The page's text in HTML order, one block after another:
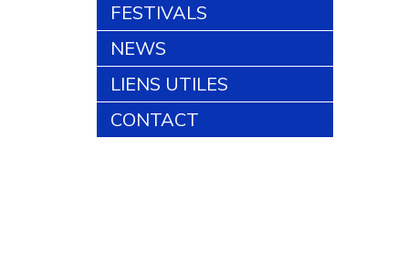
FESTIVALS
NEWS
LIENS UTILES
CONTACT